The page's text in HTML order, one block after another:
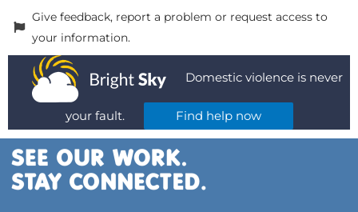
Give feedback, report a problem or request access to
your information.
Domestic violence is never
your fault. Find help now